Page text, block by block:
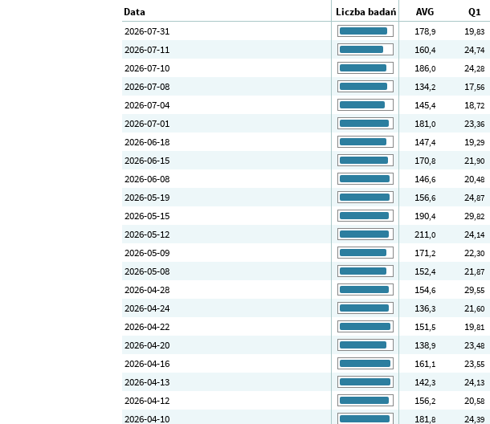
Data
Liczba badań AVG Q1
2026-07-31
178,9 19,83
2026-07-11
160,4 24,74
2026-07-10
186,0 24,28
2026-07-08
134,2 17,56
2026-07-04
145,4 18,72
2026-07-01
181,0 23,36
2026-06-18
147,4 19,29
2026-06-15
170,8 21,90
2026-06-08
146,6 20,48
2026-05-19
156,6 24,87
2026-05-15
190,4 29,82
2026-05-12
211,0 24,14
2026-05-09
171,2 22,30
2026-05-08
152,4 21,87
2026-04-28
154,6 29,55
2026-04-24
136,3 21,60
2026-04-22
151,5 19,81
2026-04-20
138,9 23,48
2026-04-16
161,1 23,55
2026-04-13
142,3 24,13
2026-04-12
156,2 20,58
2026-04-10
181,8 24,39